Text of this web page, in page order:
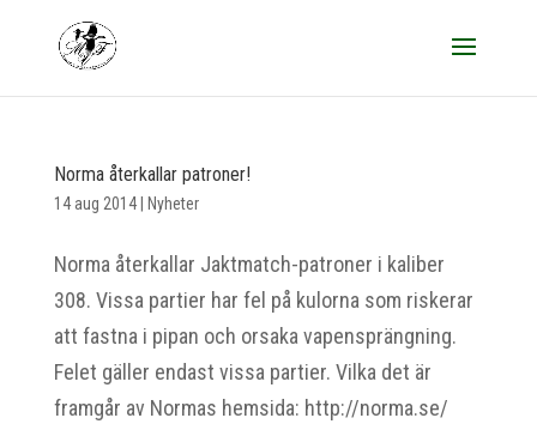
Norma återkallar patroner!
14 aug 2014| Nyheter
Norma återkallar Jaktmatch-patroner i kaliber
308. Vissa partier har fel på kulorna som riskerar
att fastna i pipan och orsaka vapensprängning.
Felet gäller endast vissa partier. Vilka det är
framgår av Normas hemsida: http://norma.se/